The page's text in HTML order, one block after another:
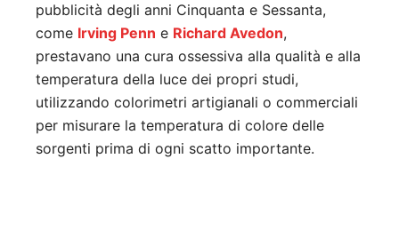
pubblicità degli anni Cinquanta e Sessanta,
come Irving Penn e Richard Avedon,
prestavano una cura ossessiva alla qualità e alla
temperatura della luce dei propri studi,
utilizzando colorimetri artigianali o commerciali
per misurare la temperatura di colore delle
sorgenti prima di ogni scatto importante.